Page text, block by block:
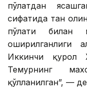
пўлатдан
сифатида тан
пўлати билан
оширилганлиги
Иккинчи қурол
Темурнинг
қўлланилган”, —